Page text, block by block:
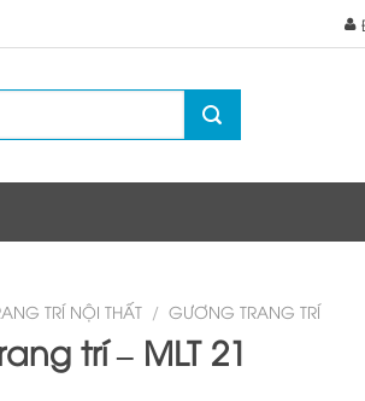
TRÍ NỘI THẤT / GƯƠNG TRANG TRÍ
trí – MLT 21